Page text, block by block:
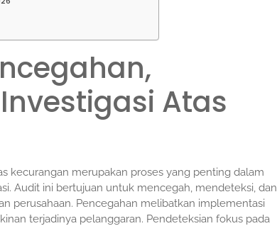
Atas
kecurangan merupakan proses yang penting dalam
Audit ini bertujuan untuk mencegah, mendeteksi, dan
perusahaan. Pencegahan melibatkan implementasi
terjadinya pelanggaran. Pendeteksian fokus pada